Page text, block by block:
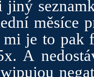
jiný
měsíce
mi je to pak
A